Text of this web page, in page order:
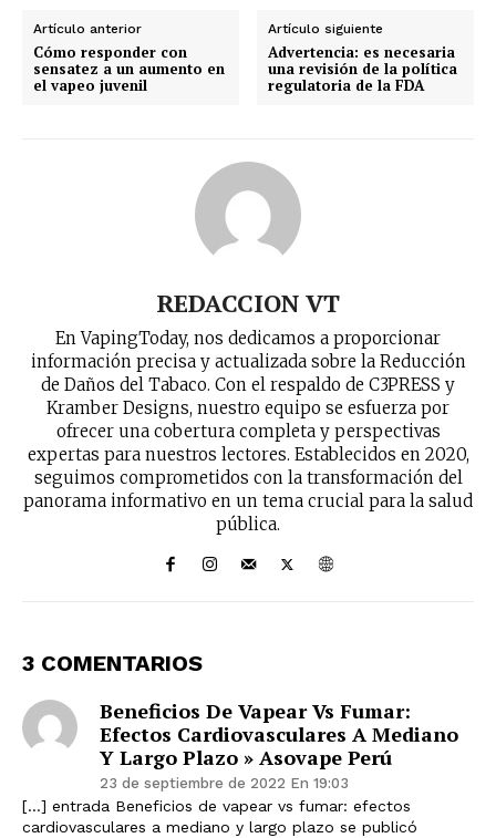
Artículo anterior
Cómo responder con
sensatez a un aumento en
el vapeo juvenil
Artículo siguiente
Advertencia: es necesaria
una revisión de la política
regulatoria de la FDA
REDACCION VT
En VapingToday, nos dedicamos a proporcionar
información precisa y actualizada sobre la Reducción
de Daños del Tabaco. Con el respaldo de C3PRESS y
Kramber Designs, nuestro equipo se esfuerza por
ofrecer una cobertura completa y perspectivas
expertas para nuestros lectores. Establecidos en 2020,
seguimos comprometidos con la transformación del
panorama informativo en un tema crucial para la salud
pública.
3 COMENTARIOS
Beneficios De Vapear Vs Fumar:
Efectos Cardiovasculares A Mediano
Y Largo Plazo » Asovape Perú
23 de septiembre de 2022 En 19:03
[…] entrada Beneficios de vapear vs fumar: efectos
cardiovasculares a mediano y largo plazo se publicó